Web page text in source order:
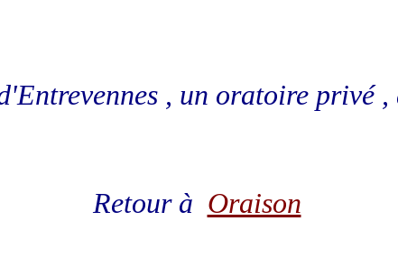
, un oratoire privé ,
Retour à Oraison